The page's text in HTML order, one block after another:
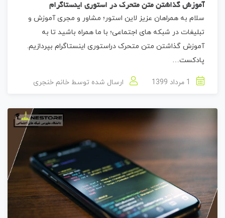
آموزش گذاشتن متن متحرک در استوری اینستاگرام
سلام به همراهان عزیز لاین استور؛ مشاور و مجری آموزش و
تبلیغات در شبکه های اجتماعی؛ با ما همراه باشید تا به
آموزش گذاشتن متن متحرک دراستوری اینستاگرام بپردازیم.
پادکست…
ارسال شده توسط خانم خنجری